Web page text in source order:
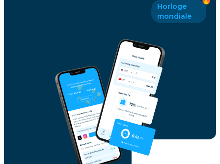
Horloge
mondiale